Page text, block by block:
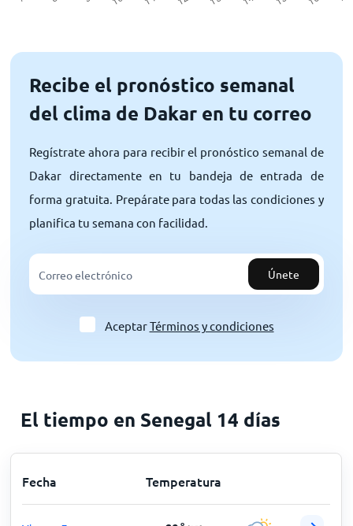
Recibe el pronóstico semanal
del clima de Dakar en tu correo
Regístrate ahora para recibir el pronóstico semanal de
Dakar directamente en tu bandeja de entrada de
forma gratuita. Prepárate para todas las condiciones y
planifica tu semana con facilidad.
Únete
AceptarTérminos y condiciones
El tiempo en Senegal 14 días
Fecha Temperatura